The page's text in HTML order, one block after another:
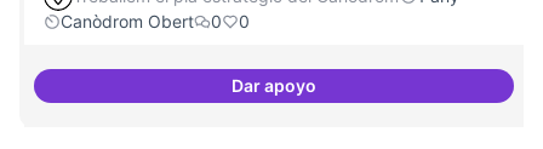
Canòdrom Obert
0 0
Dar apoyoInvolucrar-nos amb les